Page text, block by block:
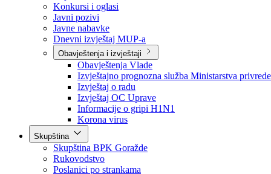
Sve vijesti
Izdvojeno
Najave
Konkursi i oglasi
Javni pozivi
Javne nabavke
Dnevni izvještaj MUP-a
Obavještenja i izvještaji
Obavještenja Vlade
Izvještajno prognozna služba Ministarstva privrede
Izvještaj o radu
Izvještaj OC Uprave
Informacije o gripi H1N1
Korona virus
Skupština